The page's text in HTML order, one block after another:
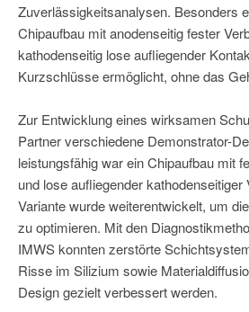
Zuverlässigkeitsanalysen. Besonders
Chipaufbau mit anodenseitig fester
kathodenseitig lose aufliegender
Kurzschlüsse ermöglicht, ohne das
Zur Entwicklung eines wirksamen
Partner verschiedene Demonstrator-
leistungsfähig war ein Chipaufbau mit
und lose aufliegender kathodenseitiger
Variante wurde weiterentwickelt, um
zu optimieren. Mit den
IMWS konnten zerstörte
Risse im Silizium sowie
Design gezielt verbessert werden.